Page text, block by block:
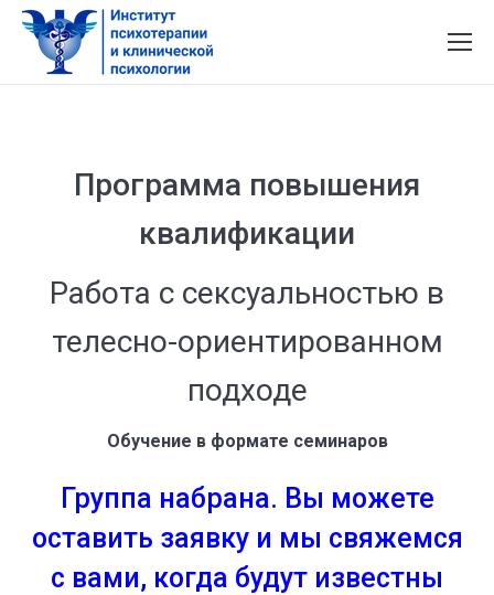
Программа повышения
квалификации
Работа с сексуальностью в
телесно-ориентированном
подходе
Обучение в формате семинаров
Группа набрана. Вы можете
оставить заявку и мы свяжемся
с вами, когда будут известны